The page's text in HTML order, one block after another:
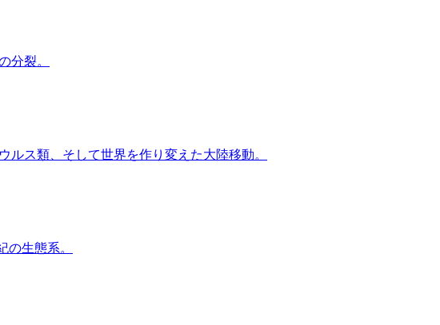
分裂。
ス類、そして世界を作り変えた大陸移動。
生態系。